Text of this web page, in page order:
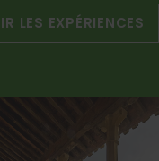
LES EXPÉRIENCES